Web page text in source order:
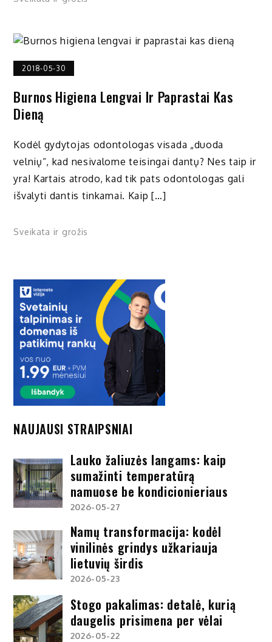
2018-05-30
Burnos Higiena Lengvai Ir Paprastai Kas
Dieną
Kodėl gydytojas odontologas visada „duoda
velnių“, kad nesivalome teisingai dantų? Nes taip ir
yra! Kartais atrodo, kad tik pats odontologas gali
išvalyti dantis tinkamai. Kaip […]
Sveikata ir grožis
NAUJAUSI STRAIPSNIAI
Lauko žaliuzės langams: kaip
sumažinti temperatūrą
namuose be kondicionieriaus
2026-05-27
Namų transformacija: kodėl
vinilinės grindys užkariauja
lietuvių širdis
2026-05-23
Stogo pakalimas: detalė, kurią
daugelis prisimena per vėlai
2026-05-22